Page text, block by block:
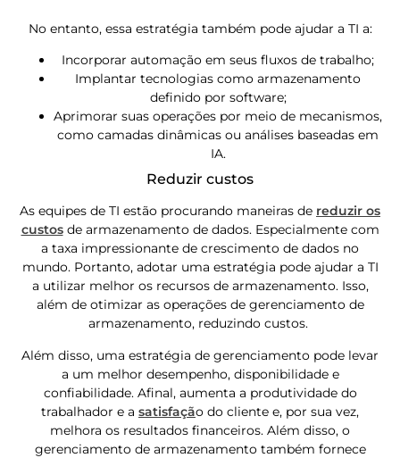
No entanto, essa estratégia também pode ajudar a TI a:
Incorporar automação em seus fluxos de trabalho;
Implantar tecnologias como armazenamento
definido por software;
Aprimorar suas operações por meio de mecanismos,
como camadas dinâmicas ou análises baseadas em
IA.
Reduzir custos
As equipes de TI estão procurando maneiras de reduzir os
custosde armazenamento de dados. Especialmente com
a taxa impressionante de crescimento de dados no
mundo. Portanto, adotar uma estratégia pode ajudar a TI
a utilizar melhor os recursos de armazenamento. Isso,
além de otimizar as operações de gerenciamento de
armazenamento, reduzindo custos.
Além disso, uma estratégia de gerenciamento pode levar
a um melhor desempenho, disponibilidade e
confiabilidade. Afinal, aumenta a produtividade do
trabalhador e a satisfação do cliente e, por sua vez,
melhora os resultados financeiros. Além disso, o
gerenciamento de armazenamento também fornece